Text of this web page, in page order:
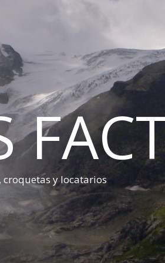
croquetas y locatarios